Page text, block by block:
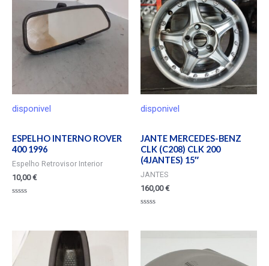
disponivel
ESPELHO INTERNO ROVER
400 1996
Espelho Retrovisor Interior
10,00€
disponivel
JANTE MERCEDES-BENZ
CLK (C208) CLK 200
(4JANTES) 15″
JANTES
160,00€